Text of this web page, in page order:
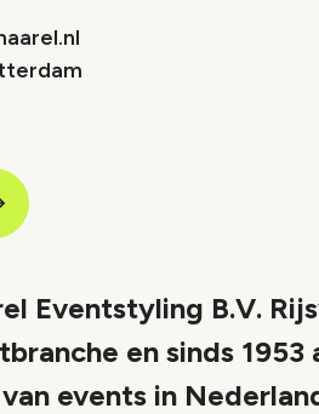
Eventstyling B.V.
en sinds
events in